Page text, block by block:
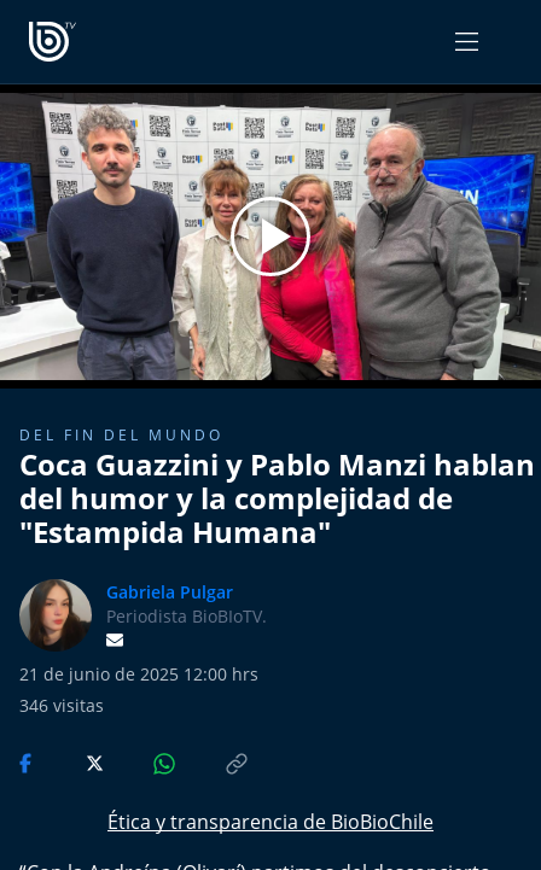
PROGRAMAS
Radiograma
Expreso Bío Bío
Podría Ser Peor
La Entrevista de Tomás Mosciatti
Entrevistas BioBioTV
Comentarios de Tomás Mosciatti
Más de Ti Podcast
Realizadores
Retropop
OPINIÓN
PODCAST RADIOGRAMA
DEL FIN DEL MUNDO
Coca Guazzini y Pablo Manzi hablan
del humor y la complejidad de
"Estampida Humana"
Gabriela Pulgar
Periodista BioBIoTV.
21 de junio de 2025 12:00 hrs
346 visitas
Ética y transparencia de BioBioChile